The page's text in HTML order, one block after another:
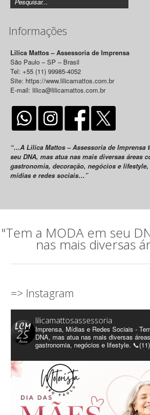
Informações
Lilica Mattos – Assessoria de Imprensa
São Paulo – SP – Brasil
Tel: +55 (11) 99985-4052
Site: https://www.lilicamattos.com.br
E-mail: lilica@lilicamattos.com.br
“…A Lilica Mattos – Assessoria de Imprensa
seu DNA, mas atua nas mais diversas áreas
gastronomia, decoração, negócios e
mídias e redes sociais…”
"Tem a MODA em seu
nas mais diversas
=> Instagram
lilicamattosassessoria
Imprensa, Mídias e Redes Sociais -
DNA, mas atua nas mais diversas
gastronomia, negócios e lifestyle.